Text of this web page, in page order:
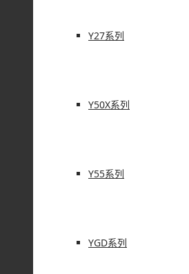
Y27系列
Y50X系列
Y55系列
YGD系列